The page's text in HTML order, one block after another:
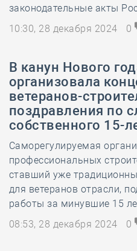
законодательные акты
10:30, 28 декабря 2024
0
В канун Нового
организовала
ветеранов-
поздравления по
собственного 15-
Саморегулируемая
профессиональных
ставший уже
для ветеранов отрасли,
работы за минувшие 15
08:53, 28 декабря 2024
0